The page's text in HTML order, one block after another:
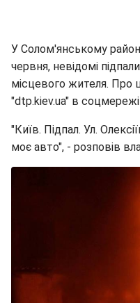
У Солом'янському
червня, невідомі
місцевого жителя. Про
"dtp.kiev.ua" в соцмережі
"Київ. Підпал. Ул.
моє авто", - розповів